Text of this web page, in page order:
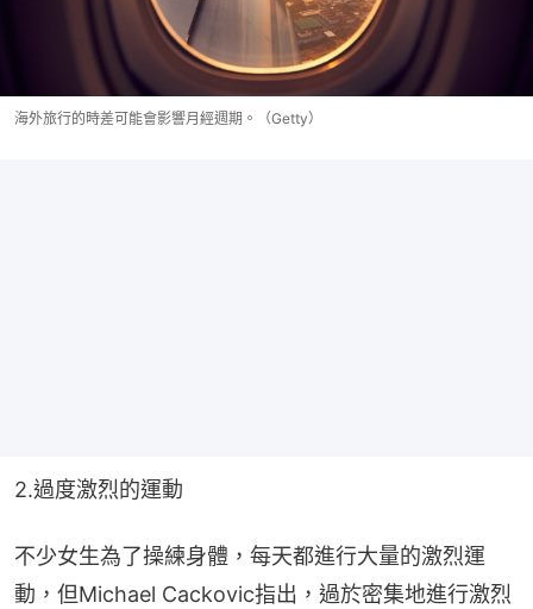
海外旅行的時差可能會影響月經週期。（Getty）
2.過度激烈的運動
不少女生為了操練身體，每天都進行大量的激烈運
動，但Michael Cackovic指出，過於密集地進行激烈